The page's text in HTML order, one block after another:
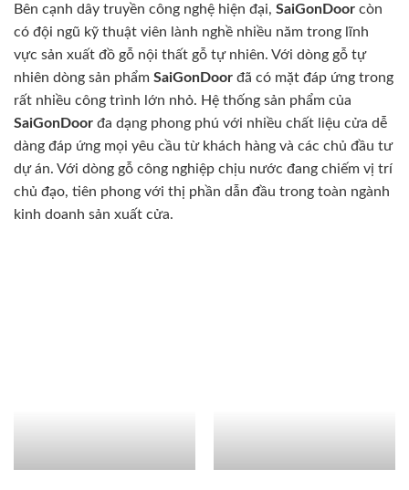
Bên cạnh dây truyền công nghệ hiện đại, SaiGonDoor còn
có đội ngũ kỹ thuật viên lành nghề nhiều năm trong lĩnh
vực sản xuất đồ gỗ nội thất gỗ tự nhiên. Với dòng gỗ tự
nhiên dòng sản phẩm SaiGonDoor đã có mặt đáp ứng trong
rất nhiều công trình lớn nhỏ. Hệ thống sản phẩm của
SaiGonDoor đa dạng phong phú với nhiều chất liệu cửa dễ
dàng đáp ứng mọi yêu cầu từ khách hàng và các chủ đầu tư
dự án. Với dòng gỗ công nghiệp chịu nước đang chiếm vị trí
chủ đạo, tiên phong với thị phần dẫn đầu trong toàn ngành
kinh doanh sản xuất cửa.